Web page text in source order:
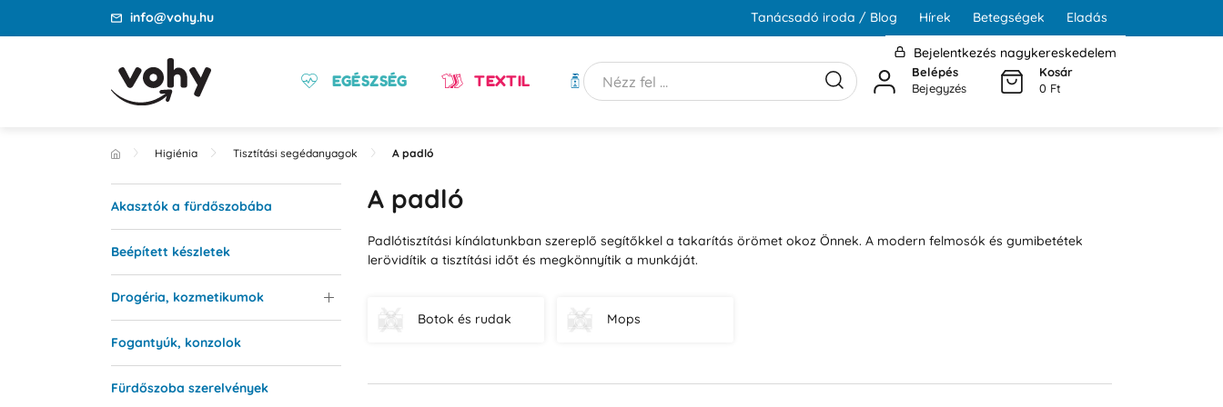
info@vohy.hu Tanácsadó iroda / Blog Hírek Betegségek Eladás
Bejelentkezés nagykereskedelem
EGÉSZSÉG TEXTIL HIGIÉNIA
Belépés
Bejegyzés
Kosár
0 Ft
Higiénia Tisztítási segédanyagok A padló
A padló
Padlótisztítási kínálatunkban szereplő segítőkkel a takarítás örömet okoz Önnek. A modern felmosók és gumibetétek
lerövidítik a tisztítási időt és megkönnyítik a munkáját.
Botok és rudak Mops
Akasztók a fürdőszobába
Beépített készletek
Drogéria, kozmetikumok
Fogantyúk, konzolok
Fürdőszoba szerelvények